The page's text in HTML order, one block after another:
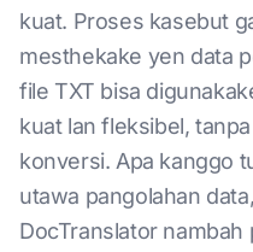
kuat. Proses kasebut
mesthekake yen data
file TXT bisa
kuat lan fleksibel,
konversi. Apa kanggo
utawa pangolahan
DocTranslator